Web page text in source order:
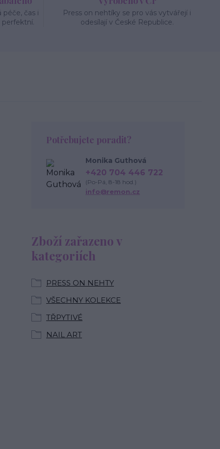
čas i
perfektní.
Press on nehtíky se pro vás vytvářejí i
odesílají v České Republice.
Zboží zařazeno v
kategoriích
PRESS ON NEHTY
VŠECHNY KOLEKCE
TŘPYTIVÉ
NAIL ART
Potřebujete poradit?
Monika Guthová
+420 704 446 722
(Po-Pá, 8-18 hod.)
info@remon.cz